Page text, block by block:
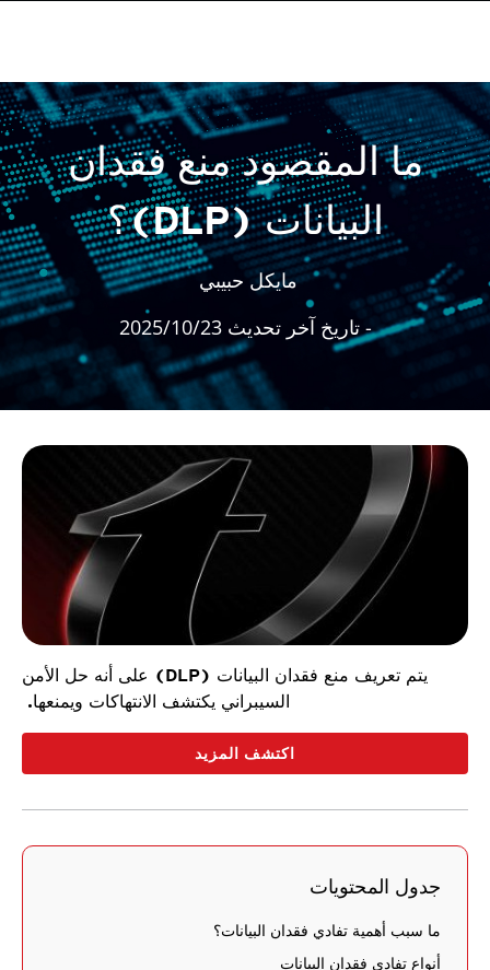
ما المقصود منع فقدان
البيانات (DLP)؟
مايكل حبيبي
- تاريخ آخر تحديث 2025/10/23
يتم تعريف منع فقدان البيانات (DLP) على أنه حل الأمن
السيبراني يكتشف الانتهاكات ويمنعها.
اكتشف المزيد
جدول المحتويات
ما سبب أهمية تفادي فقدان البيانات؟
أنواع تفادي فقدان البيانات